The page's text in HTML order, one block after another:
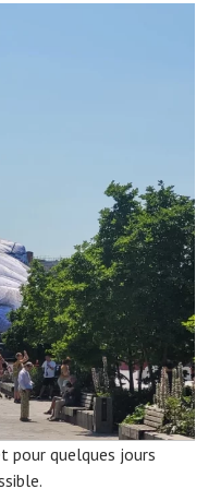
pour quelques jours